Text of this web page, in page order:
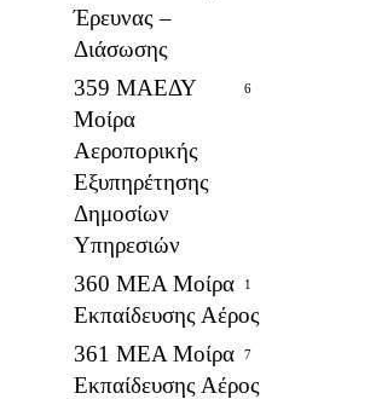
Έρευνας –
Διάσωσης
359 ΜΑΕΔΥ
Μοίρα
Αεροπορικής
Εξυπηρέτησης
Δημοσίων
Υπηρεσιών
6
360 ΜΕΑ Μοίρα
Εκπαίδευσης Αέρος
1
361 ΜΕΑ Μοίρα
Εκπαίδευσης Αέρος
7